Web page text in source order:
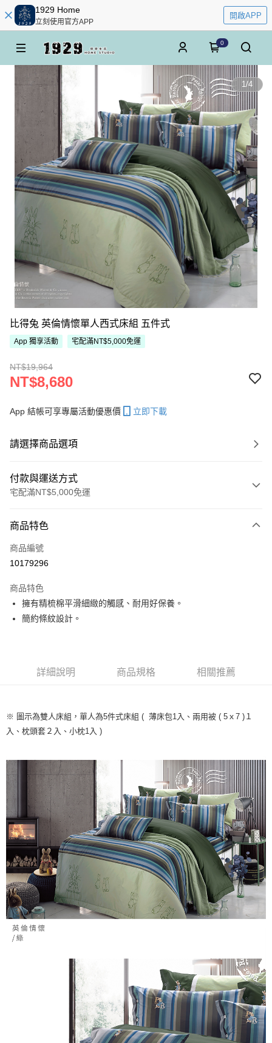
1929 Home
立刻使用官方APP
開啟APP
0
1/4
比得兔 英倫情懷單人西式床組 五件式
App 獨享活動 宅配滿NT$5,000免運
NT$19,964
NT$8,680
App 結帳可享專屬活動優惠價 立即下載
請選擇商品選項
付款與運送方式
宅配滿NT$5,000免運
信用卡一次付款
ATM付款
運送方式
新竹物流
每筆NT$100，滿NT$5,000(含以上)免運費
商品特色
商品編號
10179296
商品特色
擁有精梳棉平滑細緻的觸感、耐用好保養。
簡約條紋設計。
詳細說明 商品規格 相關推薦
※ 圖示為雙人床組，單人為5件式床組 ( 薄床包1入、兩用被 ( 5ｘ7 )１
入、枕頭套２入、小枕1入 )